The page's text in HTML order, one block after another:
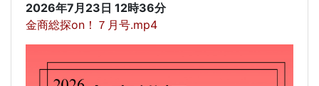
2026年7月23日 12時36分
金商総探on！７月号.mp4